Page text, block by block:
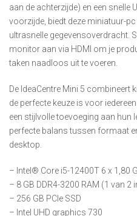
aan de achterzijde) en een snelle
voorzijde, biedt deze miniatuur-
ultrasnelle gegevensoverdracht.
monitor aan via HDMI om je
taken naadloos uit te voeren.
De IdeaCentre Mini 5 combineert
de perfecte keuze is voor
een stijlvolle toevoeging aan hun
perfecte balans tussen formaat
desktop.
– Intel® Core i5-12400T 6 x 1,80
– 8 GB DDR4-3200 RAM (1 van 2
– 256 GB PCIe SSD
– Intel UHD graphics 730